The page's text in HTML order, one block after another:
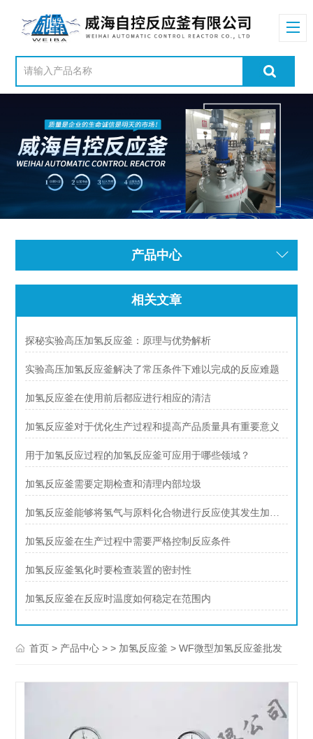
产品中心
相关文章
探秘实验高压加氢反应釜：原理与优势解析
实验高压加氢反应釜解决了常压条件下难以完成的反应难题
加氢反应釜在使用前后都应进行相应的清洁
加氢反应釜对于优化生产过程和提高产品质量具有重要意义
用于加氢反应过程的加氢反应釜可应用于哪些领域？
加氢反应釜需要定期检查和清理内部垃圾
加氢反应釜能够将氢气与原料化合物进行反应使其发生加氢反应
加氢反应釜在生产过程中需要严格控制反应条件
加氢反应釜氢化时要检查装置的密封性
加氢反应釜在反应时温度如何稳定在范围内
首页 > 产品中心 > > 加氢反应釜 > WF微型加氢反应釜批发